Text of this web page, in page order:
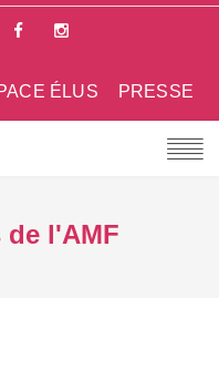
PRESSE
ÉLUS
de l'AMF